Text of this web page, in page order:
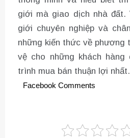
giới mà giao dịch nhà đất.
giới chuyên nghiệp và
những kiến thức về phương
vệ cho những khách
trình mua bán thuận lợi nhất.
Facebook Comments